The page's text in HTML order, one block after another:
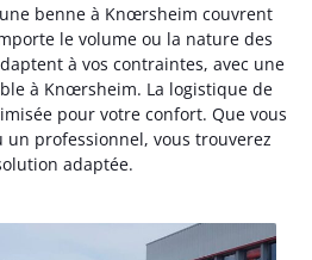
benne à Knœrsheim couvrent
le volume ou la nature des
à vos contraintes, avec une
à Knœrsheim. La logistique de
pour votre confort. Que vous
professionnel, vous trouverez
adaptée.